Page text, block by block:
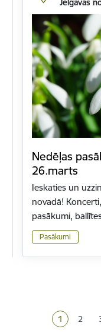
Jelgavas
Nedēļas
26.marts
Ieskaties un
novadā!
pasākumi,
Pasākumi
Pašreizējā
1 Lapa
2